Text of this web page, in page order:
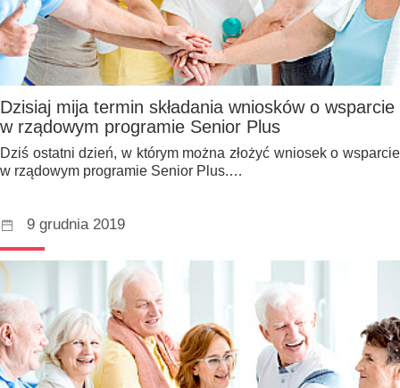
Dzisiaj mija termin składania wniosków o wsparcie
w rządowym programie Senior Plus
Dziś ostatni dzień, w którym można złożyć wniosek o wsparcie
w rządowym programie Senior Plus.…
9 grudnia 2019